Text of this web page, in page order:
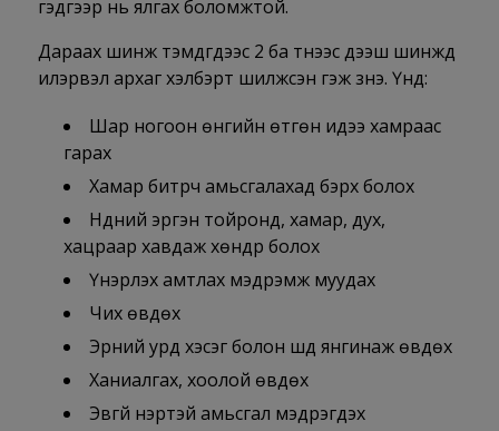
гэдгээр нь ялгах боломжтой.
Дараах шинж тэмдгүүдээс 2 ба түүнээс дээш шинжүүд
илэрвэл архаг хэлбэрт шилжсэн гэж үзнэ. Үүнд:
Шар ногоон өнгийн өтгөн идээ хамраас
гарах
Хамар битүүрч амьсгалахад бэрх болох
Нүдний эргэн тойронд, хамар, дух,
хацраар хавдаж хөндүүр болох
Үнэрлэх амтлах мэдрэмж муудах
Чих өвдөх
Эрүүний урд хэсэг болон шүд янгинаж өвдөх
Ханиалгах, хоолой өвдөх
Эвгүй үнэртэй амьсгал мэдрэгдэх